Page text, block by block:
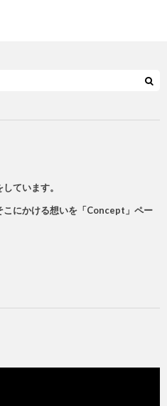
ています。
こにかける想いを「Concept」ペー